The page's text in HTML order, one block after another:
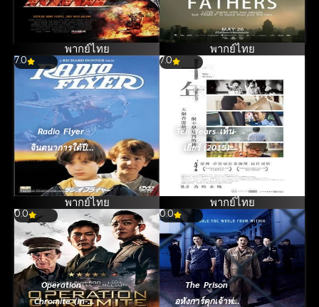
มหากาฬ (2015)
พากย์ไทย พากย์ไทย
7.0
Radio Flyer
จินตนาการใต้ปีก
ฝัน (1992)
พากย์ไทย
7.0
Ten Years เท็น-
เยียร์ (2015)
พากย์ไทย
0.0
Operation
Chromite (In-
0.0
The Prison
อหังการ์คุกเจ้าพ่อ